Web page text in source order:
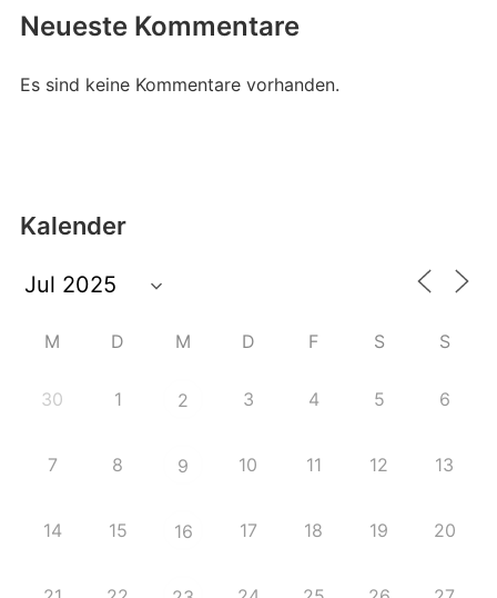
Neueste Kommentare
Es sind keine Kommentare vorhanden.
Kalender
M D M D F S S
30 1 2 3 4 5 6
7 8 9 10 11 12 13
14 15 16 17 18 19 20